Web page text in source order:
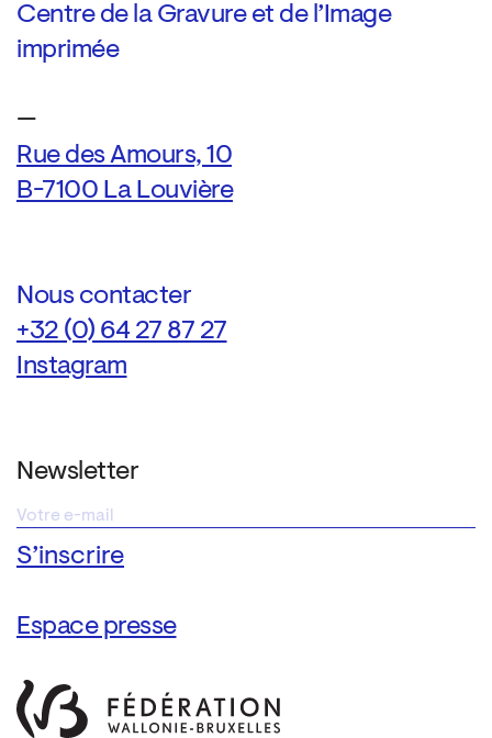
Centre de la Gravure et de l’Image
imprimée
—
Rue des Amours, 10
B-7100 La Louvière
Nous contacter
+32 (0) 64 27 87 27
Instagram
Newsletter
Espace presse